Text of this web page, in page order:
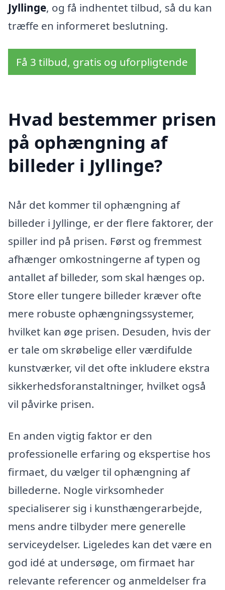
Jyllinge, og få indhentet tilbud, så du kan
træffe en informeret beslutning.
Få 3 tilbud, gratis og uforpligtende
Hvad bestemmer prisen
på ophængning af
billeder i Jyllinge?
Når det kommer til ophængning af
billeder i Jyllinge, er der flere faktorer, der
spiller ind på prisen. Først og fremmest
afhænger omkostningerne af typen og
antallet af billeder, som skal hænges op.
Store eller tungere billeder kræver ofte
mere robuste ophængningssystemer,
hvilket kan øge prisen. Desuden, hvis der
er tale om skrøbelige eller værdifulde
kunstværker, vil det ofte inkludere ekstra
sikkerhedsforanstaltninger, hvilket også
vil påvirke prisen.
En anden vigtig faktor er den
professionelle erfaring og ekspertise hos
firmaet, du vælger til ophængning af
billederne. Nogle virksomheder
specialiserer sig i kunsthængerarbejde,
mens andre tilbyder mere generelle
serviceydelser. Ligeledes kan det være en
god idé at undersøge, om firmaet har
relevante referencer og anmeldelser fra